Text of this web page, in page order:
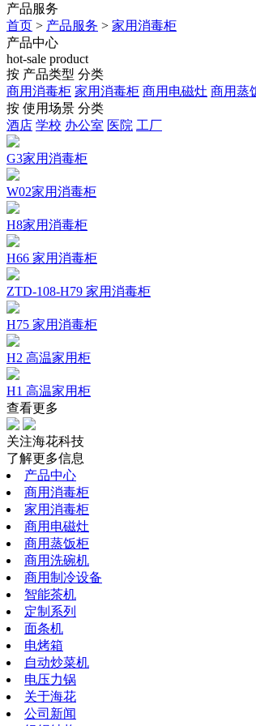
产品服务
首页 > 产品服务 > 家用消毒柜
产品中心
hot-sale product
按 产品类型 分类
商用消毒柜 家用消毒柜 商用电磁灶 商用蒸
按 使用场景 分类
酒店 学校 办公室 医院 工厂
G3家用消毒柜
W02家用消毒柜
H8家用消毒柜
H66 家用消毒柜
ZTD-108-H79 家用消毒柜
H75 家用消毒柜
H2 高温家用柜
H1 高温家用柜
查看更多
关注海花科技
了解更多信息
产品中心
商用消毒柜
家用消毒柜
商用电磁灶
商用蒸饭柜
商用洗碗机
商用制冷设备
智能茶机
定制系列
面条机
电烤箱
自动炒菜机
电压力锅
关于海花
公司新闻